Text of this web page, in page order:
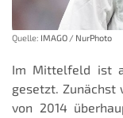
Quelle: IMAGO / NurPhoto
Im Mittelfeld ist
gesetzt.
von 2014